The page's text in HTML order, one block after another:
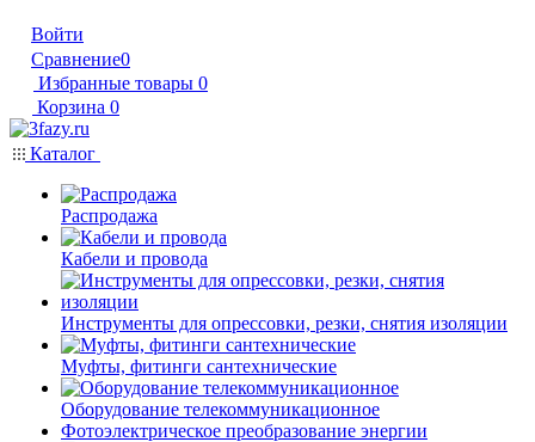
Войти
Сравнение0
Избранные товары 0
Корзина 0
Каталог
Распродажа
Кабели и провода
Инструменты для опрессовки, резки, снятия изоляции
Муфты, фитинги сантехнические
Оборудование телекоммуникационное
Фотоэлектрическое преобразование энергии